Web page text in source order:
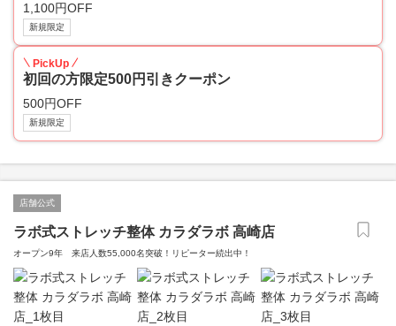
1,100円OFF
新規限定
PickUp
初回の方限定500円引きクーポン
500円OFF
新規限定
店舗公式
ラボ式ストレッチ整体 カラダラボ 高崎店
オープン9年 来店人数55,000名突破！リピーター続出中！